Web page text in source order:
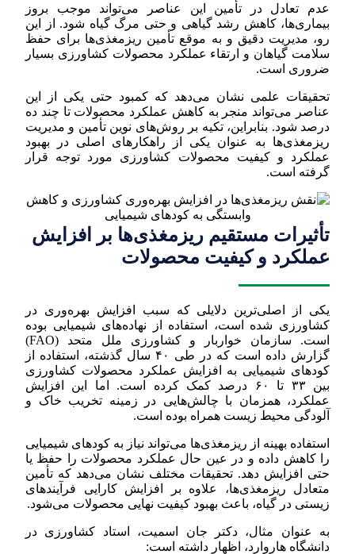
عدم تعادل در تأمین این عناصر می‌تواند موجب بروز
بیماری‌ها، کاهش رشد گیاهی و حتی مرگ گیاه شود. از این
رو، مدیریت دقیق و به موقع تأمین ریزمغذی‌ها برای حفظ
سلامت گیاهان و ارتقاء عملکرد محصولات کشاورزی بسیار
ضروری است.
تحقیقات علمی نشان می‌دهد که کمبود حتی یکی از این
عناصر می‌تواند منجر به کاهش عملکرد محصولات تا چند ده
درصد شود. بنابراین، تکیه بر روش‌های نوین تأمین و مدیریت
ریزمغذی‌ها به عنوان یکی از راهکارهای اصلی در بهبود
عملکرد و کیفیت محصولات کشاورزی مورد توجه قرار
گرفته است.
تأثیرات مستقیم ریزمغذی‌ها بر افزایش
عملکرد و کیفیت محصولات
یکی از اصلی‌ترین دلایلی که سبب افزایش بهره‌وری در
کشاورزی شده است، استفاده از نهاده‌های شیمیایی بوده
است. سازمان خواربار و کشاورزی ملل متحد (FAO)
گزارش داده است که در طی ۴۰ سال گذشته، استفاده از
کودهای شیمیایی به افزایش عملکرد محصولات کشاورزی
بین ۳۳ تا ۶۰ درصد کمک کرده است. اما این افزایش
عملکرد، همزمان با چالش‌هایی در زمینه تخریب خاک و
آلودگی محیط زیست همراه بوده است.
استفاده بهینه از ریزمغذی‌ها می‌تواند نیاز به کودهای شیمیایی
را کاهش داده و در عین حال عملکرد محصولات را حفظ یا
حتی افزایش دهد. تحقیقات مختلف نشان می‌دهد که تأمین
متعادل ریزمغذی‌ها، علاوه بر افزایش کارایی فرآیندهای
زیستی در گیاه، باعث بهبود کیفیت نهایی محصولات می‌شود.
به عنوان مثال، دکتر جان اسمیت، استاد کشاورزی در
دانشگاه هاروارد، اظهار داشته است: